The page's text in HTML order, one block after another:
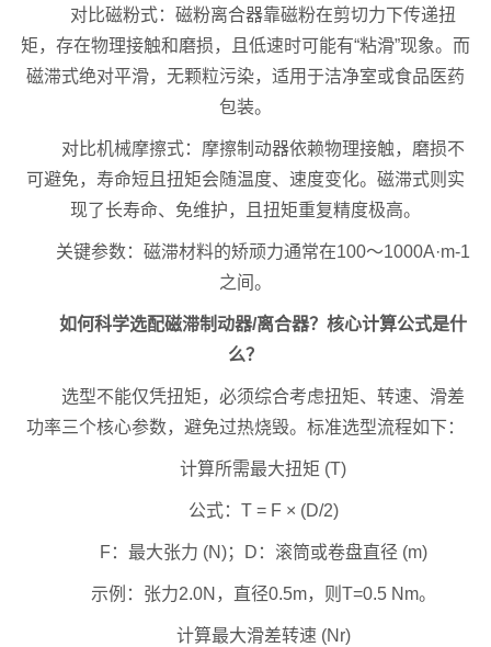
对比磁粉式：磁粉离合器靠磁粉在剪切力下传递扭
矩，存在物理接触和磨损，且低速时可能有“粘滑”现象。而
磁滞式绝对平滑，无颗粒污染，适用于洁净室或食品医药
包装。
对比机械摩擦式：摩擦制动器依赖物理接触，磨损不
可避免，寿命短且扭矩会随温度、速度变化。磁滞式则实
现了长寿命、免维护，且扭矩重复精度极高。
关键参数：磁滞材料的矫顽力通常在100～1000A·m-1
之间。
如何科学选配磁滞制动器/离合器？核心计算公式是什
么？
选型不能仅凭扭矩，必须综合考虑扭矩、转速、滑差
功率三个核心参数，避免过热烧毁。标准选型流程如下：
计算所需最大扭矩 (T)
公式：T = F × (D/2)
F：最大张力 (N)；D：滚筒或卷盘直径 (m)
示例：张力2.0N，直径0.5m，则T=0.5 Nm。
计算最大滑差转速 (Nr)